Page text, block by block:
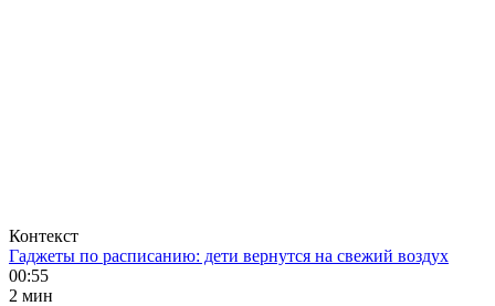
Контекст
Гаджеты по расписанию: дети вернутся на свежий воздух
00:55
2 мин